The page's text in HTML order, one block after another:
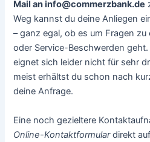
Mail an info@commerzbank.de
Weg kannst du deine Anliegen
– ganz egal, ob es um Fragen
oder Service-Beschwerden
eignet sich leider nicht für sehr
meist erhältst du schon nach
deine Anfrage.
Eine noch gezieltere
Online-Kontaktformulardirekt